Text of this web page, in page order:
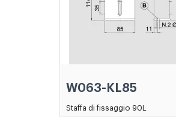
W063-KL85
Staffa di fissaggio 90L